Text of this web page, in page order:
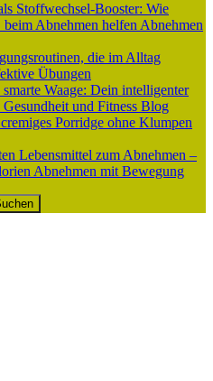
Stoffwechsel-Booster: Wie
Abnehmen helfen Abnehmen
die im Alltag
Übungen
Waage: Dein intelligenter
und Fitness Blog
Porridge ohne Klumpen
Lebensmittel zum Abnehmen –
Abnehmen mit Bewegung